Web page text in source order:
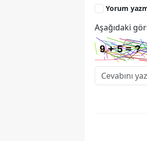
Yorum
Aşağıdaki